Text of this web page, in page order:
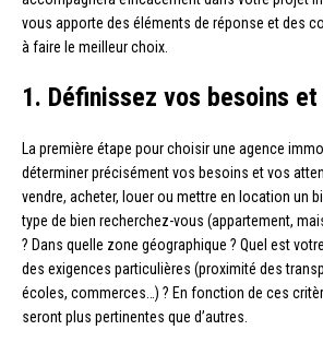
vous apporte des éléments de réponse et des
à faire le meilleur choix.
1. Définissez vos besoins
La première étape pour choisir une agence
déterminer précisément vos besoins et vos
vendre, acheter, louer ou mettre en location un
type de bien recherchez-vous (appartement,
? Dans quelle zone géographique ? Quel est
des exigences particulières (proximité des
écoles, commerces…) ? En fonction de ces
seront plus pertinentes que d’autres.